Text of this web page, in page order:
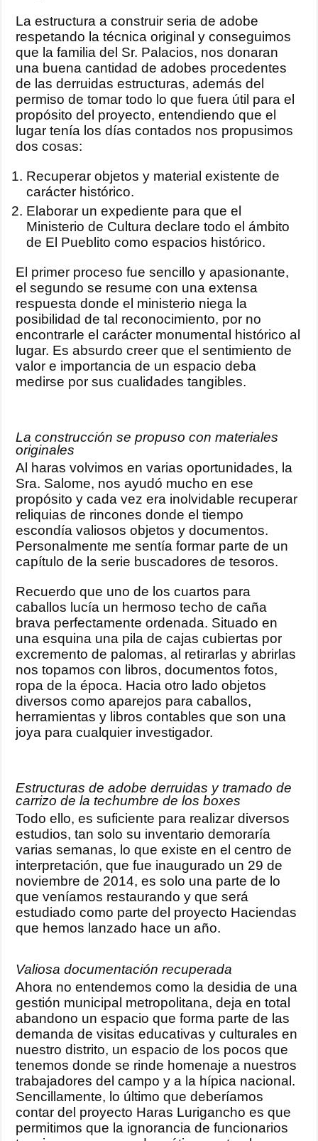
La estructura a construir seria de adobe
respetando la técnica original y conseguimos
que la familia del Sr. Palacios, nos donaran
una buena cantidad de adobes procedentes
de las derruidas estructuras, además del
permiso de tomar todo lo que fuera útil para el
propósito del proyecto, entendiendo que el
lugar tenía los días contados nos propusimos
dos cosas:
Recuperar objetos y material existente de
carácter histórico.
Elaborar un expediente para que el
Ministerio de Cultura declare todo el ámbito
de El Pueblito como espacios histórico.
El primer proceso fue sencillo y apasionante,
el segundo se resume con una extensa
respuesta donde el ministerio niega la
posibilidad de tal reconocimiento, por no
encontrarle el carácter monumental histórico al
lugar. Es absurdo creer que el sentimiento de
valor e importancia de un espacio deba
medirse por sus cualidades tangibles.
La construcción se propuso con materiales
originales
Al haras volvimos en varias oportunidades, la
Sra. Salome, nos ayudó mucho en ese
propósito y cada vez era inolvidable recuperar
reliquias de rincones donde el tiempo
escondía valiosos objetos y documentos.
Personalmente me sentía formar parte de un
capítulo de la serie buscadores de tesoros.
Recuerdo que uno de los cuartos para
caballos lucía un hermoso techo de caña
brava perfectamente ordenada. Situado en
una esquina una pila de cajas cubiertas por
excremento de palomas, al retirarlas y abrirlas
nos topamos con libros, documentos fotos,
ropa de la época. Hacia otro lado objetos
diversos como aparejos para caballos,
herramientas y libros contables que son una
joya para cualquier investigador.
Estructuras de adobe derruidas y tramado de
carrizo de la techumbre de los boxes
Todo ello, es suficiente para realizar diversos
estudios, tan solo su inventario demoraría
varias semanas, lo que existe en el centro de
interpretación, que fue inaugurado un 29 de
noviembre de 2014, es solo una parte de lo
que veníamos restaurando y que será
estudiado como parte del proyecto Haciendas
que hemos lanzado hace un año.
Valiosa documentación recuperada
Ahora no entendemos como la desidia de una
gestión municipal metropolitana, deja en total
abandono un espacio que forma parte de las
demanda de visitas educativas y culturales en
nuestro distrito, un espacio de los pocos que
tenemos donde se rinde homenaje a nuestros
trabajadores del campo y a la hípica nacional.
Sencillamente, lo último que deberíamos
contar del proyecto Haras Lurigancho es que
permitimos que la ignorancia de funcionarios